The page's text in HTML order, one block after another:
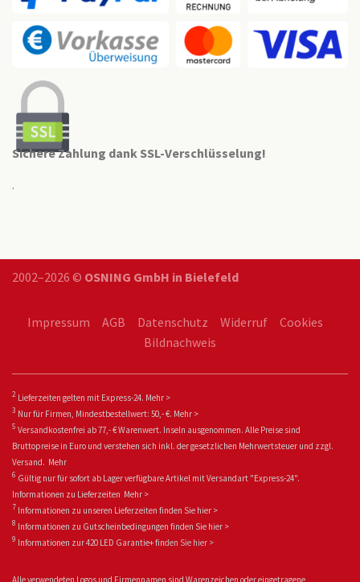
Sichere Zahlung dank SSL-Verschlüsselung!
.
2002–2026 © OSNING GmbH in Bielefeld
Impressum AGB Datenschutz Widerruf
Cookies
Bildnachweis
2 Lieferzeiten gelten mit Express-24. Mehr >
3 Nur für Firmen, Mindestbestellwert: 50,- €. Mehr >
5 Versandkostenfrei ab 77,- € Warenwert. Inseln ausgenommen. Alle Preise sind
Bruttopreise in Euro und verstehen sich inkl. der gesetzlichen Mehrwertsteuer und zzgl.
Versand. Mehr
6 Gültig nur für sofort ab Lager verfügbare Artikel mit Versandart "Express-24".
Informationen zu Lieferzeiten Mehr >
7 Informationen zu unseren Lieferzeiten finden Sie hier >
8 Informationen zu Gutscheinbedingungen finden Sie hier >
9 Informationen zur 420 LED Garantie+ finden Sie hier >